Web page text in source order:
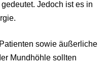
Jedoch ist es in
sowie äußerliche
Mundhöhle sollten